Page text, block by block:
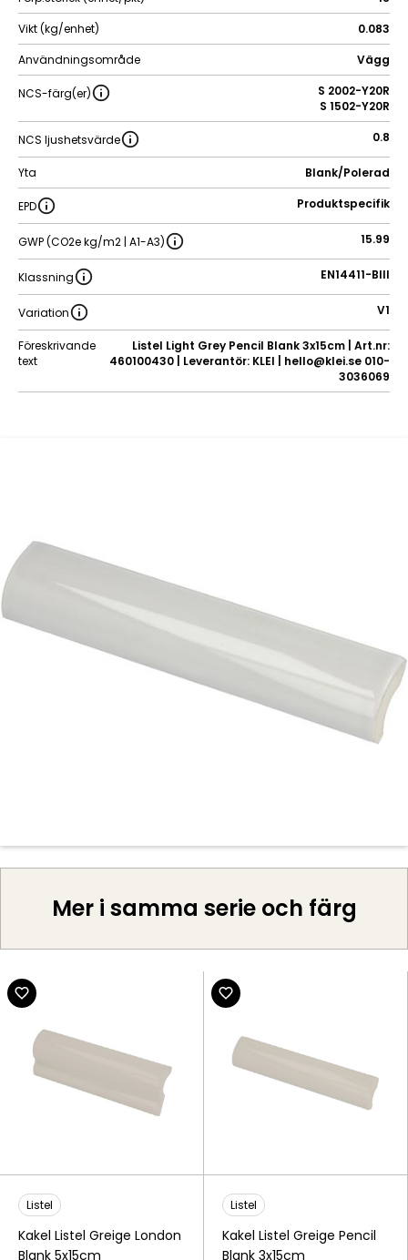
Vikt (kg/enhet)
0.083
Användningsområde
Vägg
NCS-färg(er)
S 2002-Y20R
S 1502-Y20R
NCS ljushetsvärde 0.8
Yta Blank/Polerad
EPD Produktspecifik
GWP (CO2e kg/m2 | A1-A3) 15.99
Klassning EN14411-BIII
Variation V1
Föreskrivande
text
Listel Light Grey Pencil Blank 3x15cm | Art.nr:
460100430 | Leverantör: KLEI | hello@klei.se 010-
3036069
Mer i samma serie och färg
Listel
Kakel Listel Greige London
Blank 5x15cm
Listel
Kakel Listel Greige Pencil
Blank 3x15cm